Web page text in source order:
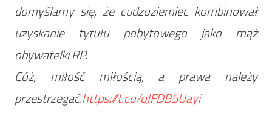
domyślamy się, że cudzoziemiec kombinował
uzyskanie tytułu pobytowego jako mąż
obywatelki RP.
Cóż, miłość miłością, a prawa należy
przestrzegać.https://t.co/oJFDB5Uayi